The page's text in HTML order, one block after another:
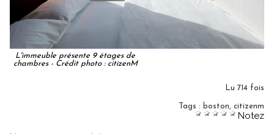
L'immeuble présente 9 étages de
chambres - Crédit photo : citizenM
Lu 714 fois
Tags : boston, citizenm
Notez